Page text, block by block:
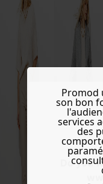
Do you
Promod
son bon
services
des